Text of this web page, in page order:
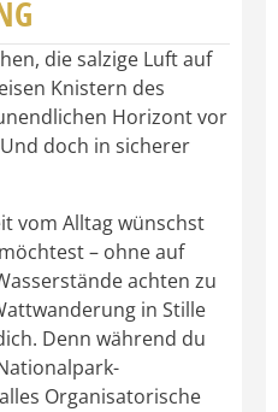
die salzige Luft auf
Knistern des
Horizont vor
doch in sicherer
vom Alltag wünschst
– ohne auf
achten zu
in Stille
Denn während du
Organisatorische